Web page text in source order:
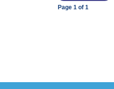
Page 1 of 1